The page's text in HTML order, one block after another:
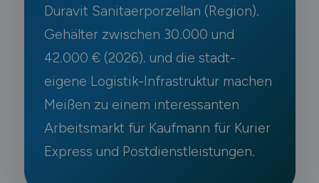
Duravit Sanitaerporzellan (Region).
Gehälter zwischen 30.000 und
42.000 € (2026). und die stadt-
eigene Logistik-Infrastruktur machen
Meißen zu einem interessanten
Arbeitsmarkt für Kaufmann für Kurier
Express und Postdienstleistungen.